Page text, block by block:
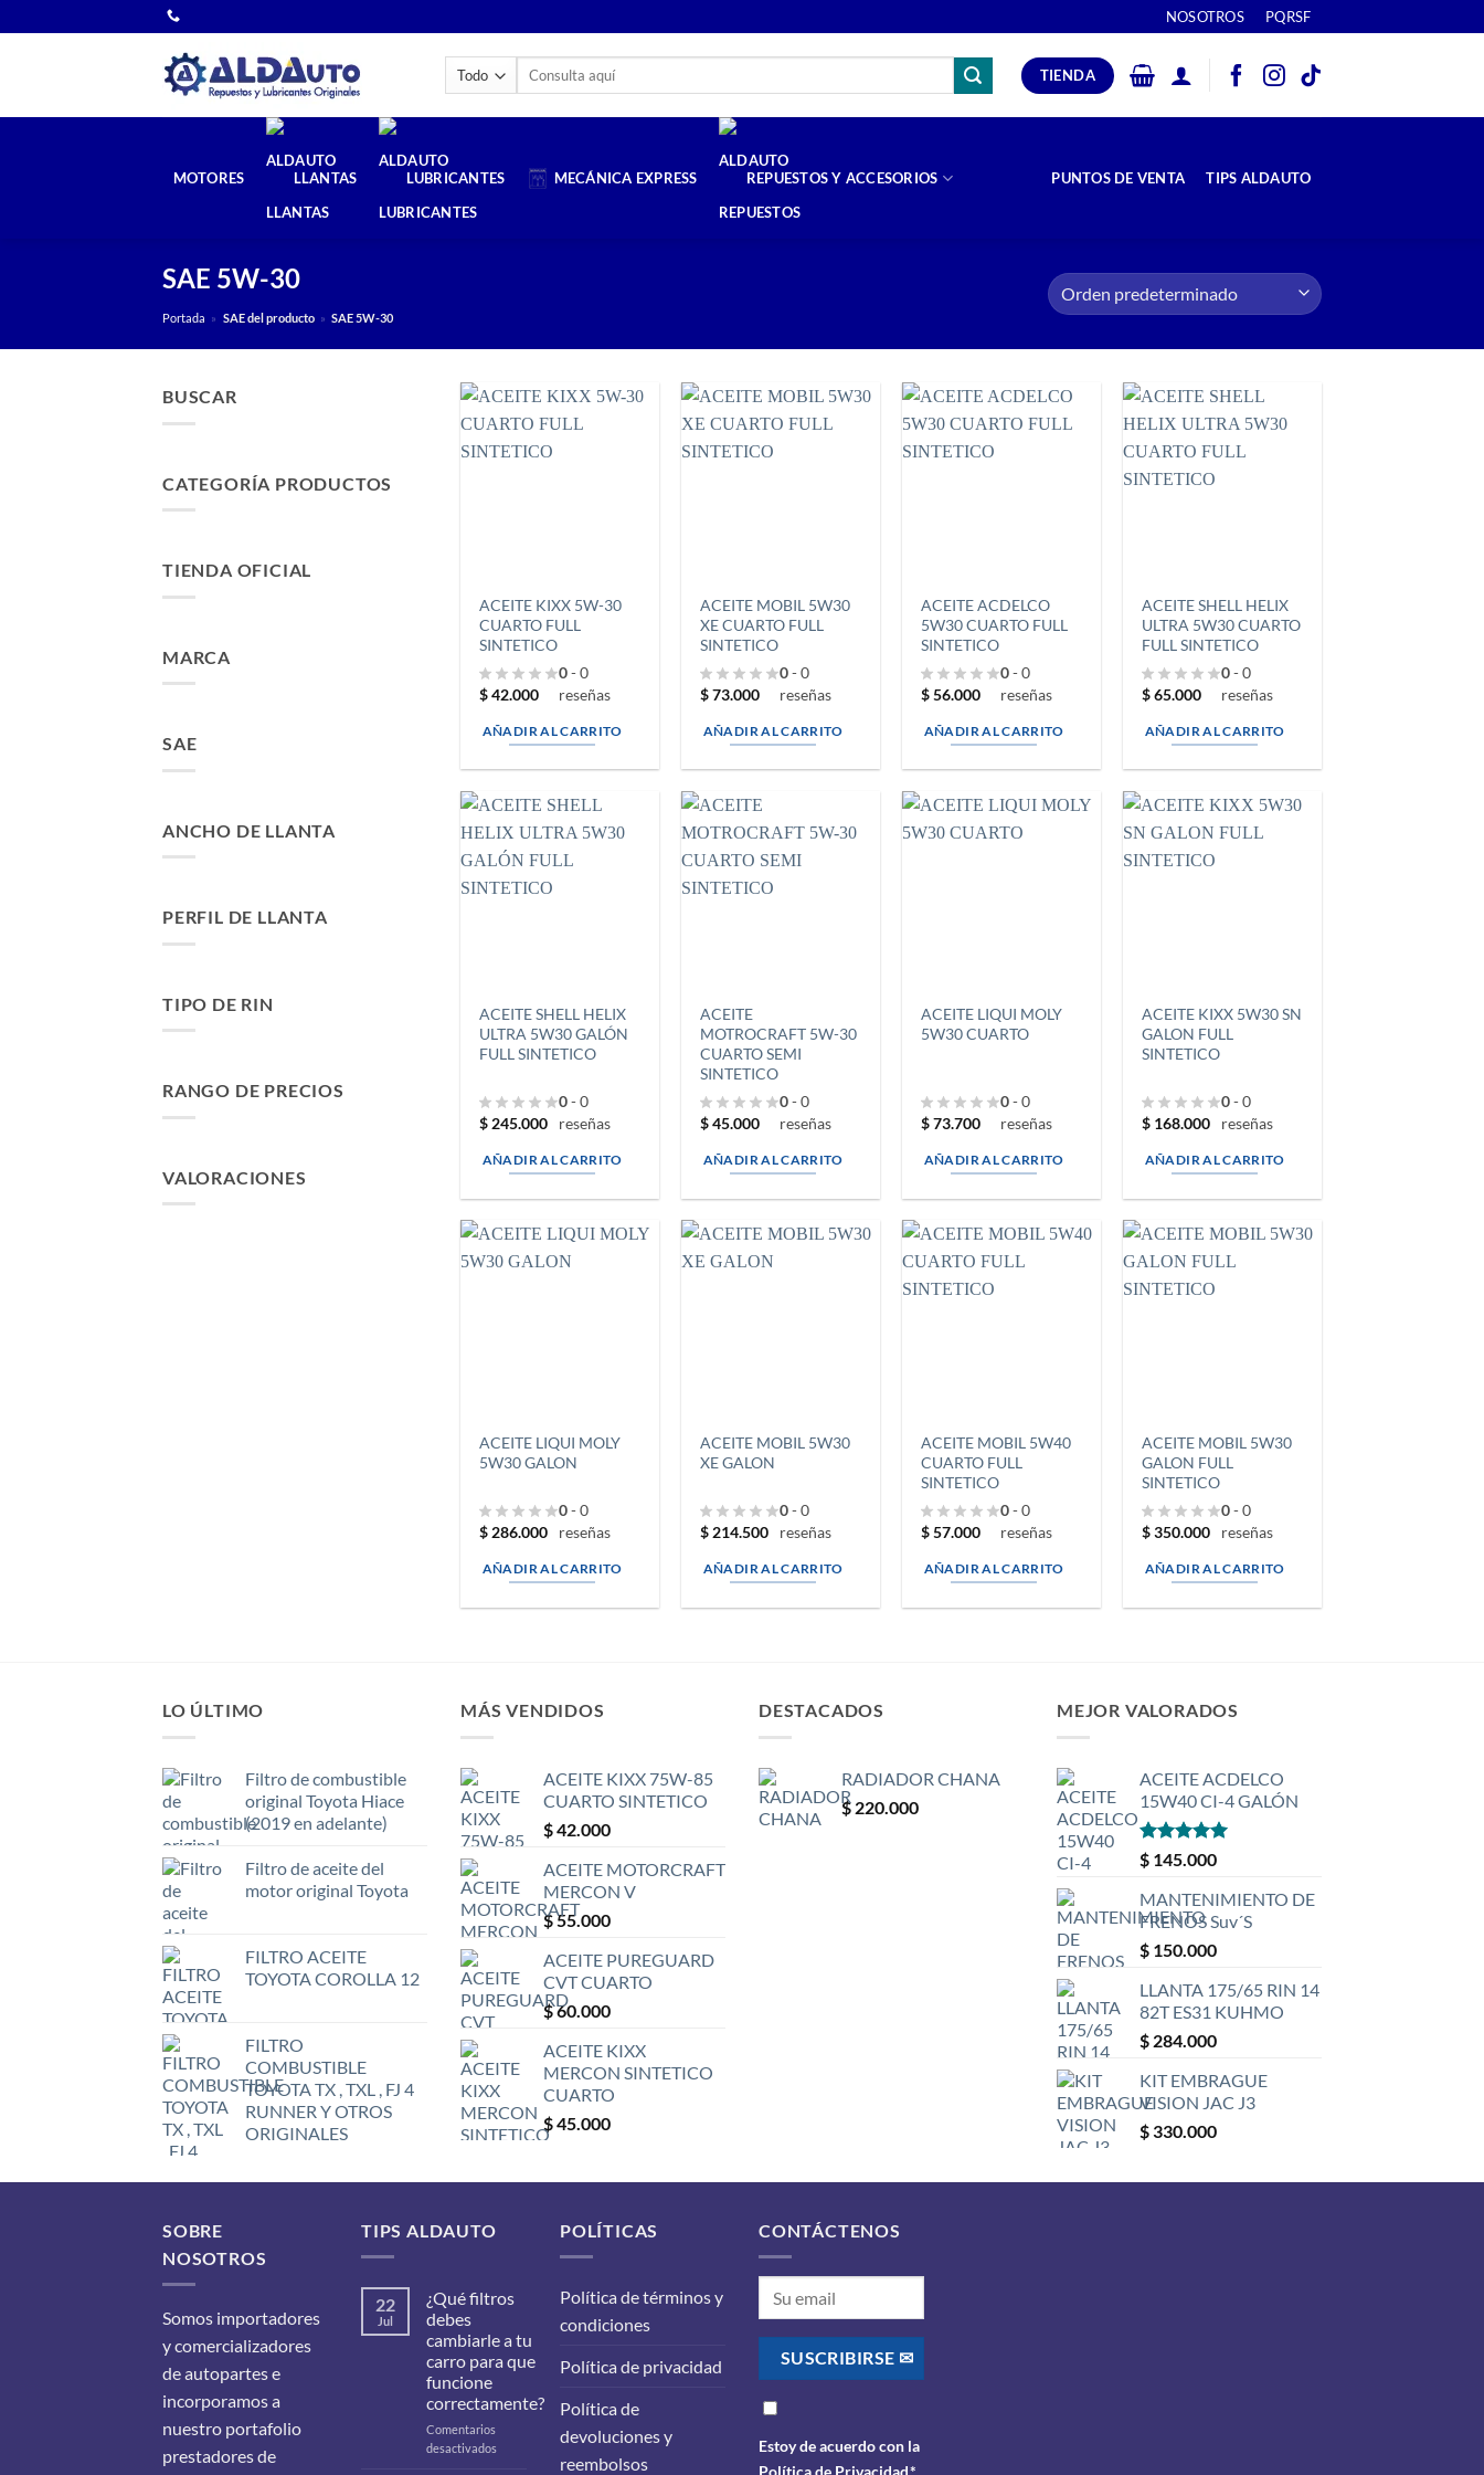
al
NOSOTROS PQRSF
Buscar
TIENDA
MOTORES LLANTAS LUBRICANTES MECÁNICA EXPRESS REPUESTOS Y ACCESORIOS PUNTOS DE VENTA TIPS ALDAUTO
SAE 5W-30
Portada » SAE del producto » SAE 5W-30
BUSCAR
CATEGORÍA PRODUCTOS
TIENDA OFICIAL
MARCA
SAE
ANCHO DE LLANTA
PERFIL DE LLANTA
TIPO DE RIN
RANGO DE PRECIOS
VALORACIONES
ACEITE KIXX 5W-30
CUARTO FULL
SINTETICO
0- 0
reseñas
$42.000
AÑADIR AL CARRITO
ACEITE MOBIL 5W30
XE CUARTO FULL
SINTETICO
0- 0
reseñas
$73.000
AÑADIR AL CARRITO
ACEITE ACDELCO
5W30 CUARTO FULL
SINTETICO
0- 0
reseñas
$56.000
AÑADIR AL CARRITO
ACEITE SHELL HELIX
ULTRA 5W30 CUARTO
FULL SINTETICO
0- 0
reseñas
$65.000
AÑADIR AL CARRITO
ACEITE SHELL HELIX
ULTRA 5W30 GALÓN
FULL SINTETICO
0- 0
reseñas
$ 245.000
AÑADIR AL CARRITO
ACEITE
MOTROCRAFT 5W-30
CUARTO SEMI
SINTETICO
0- 0
reseñas
$45.000
AÑADIR AL CARRITO
ACEITE LIQUI MOLY
5W30 CUARTO
0- 0
reseñas
$73.700
AÑADIR AL CARRITO
ACEITE KIXX 5W30 SN
GALON FULL
SINTETICO
0- 0
reseñas
$ 168.000
AÑADIR AL CARRITO
ACEITE LIQUI MOLY
5W30 GALON
0- 0
reseñas
$ 286.000
AÑADIR AL CARRITO
ACEITE MOBIL 5W30
XE GALON
0- 0
reseñas
$ 214.500
AÑADIR AL CARRITO
ACEITE MOBIL 5W40
CUARTO FULL
SINTETICO
0- 0
reseñas
$57.000
AÑADIR AL CARRITO
ACEITE MOBIL 5W30
GALON FULL
SINTETICO
0- 0
reseñas
$350.000
AÑADIR AL CARRITO
LO ÚLTIMO
Filtro de combustible
original Toyota Hiace
(2019 en adelante)
Filtro de aceite del
motor original Toyota
FILTRO ACEITE
TOYOTA COROLLA 12
FILTRO
COMBUSTIBLE
TOYOTA TX , TXL , FJ 4
RUNNER Y OTROS
ORIGINALES
MÁS VENDIDOS
ACEITE KIXX 75W-85
CUARTO SINTETICO
$42.000
ACEITE MOTORCRAFT
MERCON V
$55.000
ACEITE PUREGUARD
CVT CUARTO
$60.000
ACEITE KIXX
MERCON SINTETICO
CUARTO
$45.000
DESTACADOS
RADIADOR CHANA
$ 220.000
MEJOR VALORADOS
ACEITE ACDELCO
15W40 CI-4 GALÓN
Valorado
con
$ 145.000
MANTENIMIENTO DE
FRENOS Suv´S
$ 150.000
LLANTA 175/65 RIN 14
82T ES31 KUHMO
$ 284.000
KIT EMBRAGUE
VISION JAC J3
$ 330.000
SOBRE
NOSOTROS
Somos importadores
y comercializadores
de autopartes e
incorporamos a
nuestro portafolio
prestadores de
TIPS ALDAUTO
22
Jul
¿Qué filtros
debes
cambiarle a tu
carro para que
funcione
correctamente?
Comentarios
desactivados
POLÍTICAS
Política de términos y
condiciones
Política de privacidad
Política de
devoluciones y
reembolsos
CONTÁCTENOS
Estoy de acuerdo con la